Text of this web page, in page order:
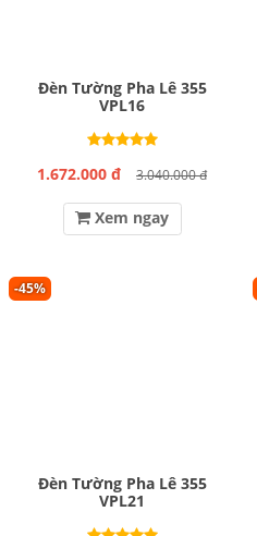
Đèn Tường Pha Lê 355
VPL16
1.672.000 đ 3.040.000 đ
Xem ngay
-45%
Đèn Tường Pha Lê 355
VPL21